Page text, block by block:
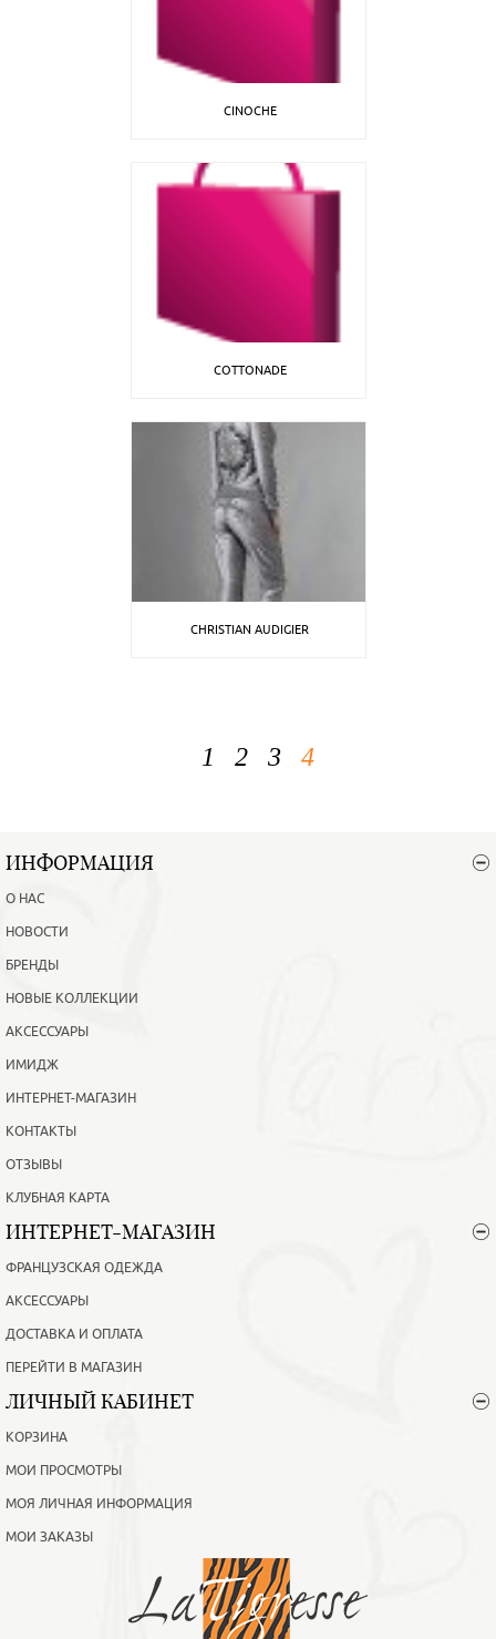
CINOCHE
COTTONADE
CHRISTIAN AUDIGIER
1 2 3 4
ИНФОРМАЦИЯ
О НАС
НОВОСТИ
БРЕНДЫ
НОВЫЕ КОЛЛЕКЦИИ
АКСЕССУАРЫ
ИМИДЖ
ИНТЕРНЕТ-МАГАЗИН
КОНТАКТЫ
ОТЗЫВЫ
КЛУБНАЯ КАРТА
ИНТЕРНЕТ-МАГАЗИН
ФРАНЦУЗСКАЯ ОДЕЖДА
АКСЕССУАРЫ
ДОСТАВКА И ОПЛАТА
ПЕРЕЙТИ В МАГАЗИН
ЛИЧНЫЙ КАБИНЕТ
КОРЗИНА
МОИ ПРОСМОТРЫ
МОЯ ЛИЧНАЯ ИНФОРМАЦИЯ
МОИ ЗАКАЗЫ